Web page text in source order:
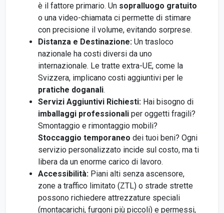
è il fattore primario. Un sopralluogo gratuito
o una video-chiamata ci permette di stimare
con precisione il volume, evitando sorprese.
Distanza e Destinazione: Un trasloco
nazionale ha costi diversi da uno
internazionale. Le tratte extra-UE, come la
Svizzera, implicano costi aggiuntivi per le
pratiche doganali.
Servizi Aggiuntivi Richiesti: Hai bisogno di
imballaggi professionali per oggetti fragili?
Smontaggio e rimontaggio mobili?
Stoccaggio temporaneo dei tuoi beni? Ogni
servizio personalizzato incide sul costo, ma ti
libera da un enorme carico di lavoro.
Accessibilità: Piani alti senza ascensore,
zone a traffico limitato (ZTL) o strade strette
possono richiedere attrezzature speciali
(montacarichi, furgoni più piccoli) e permessi,